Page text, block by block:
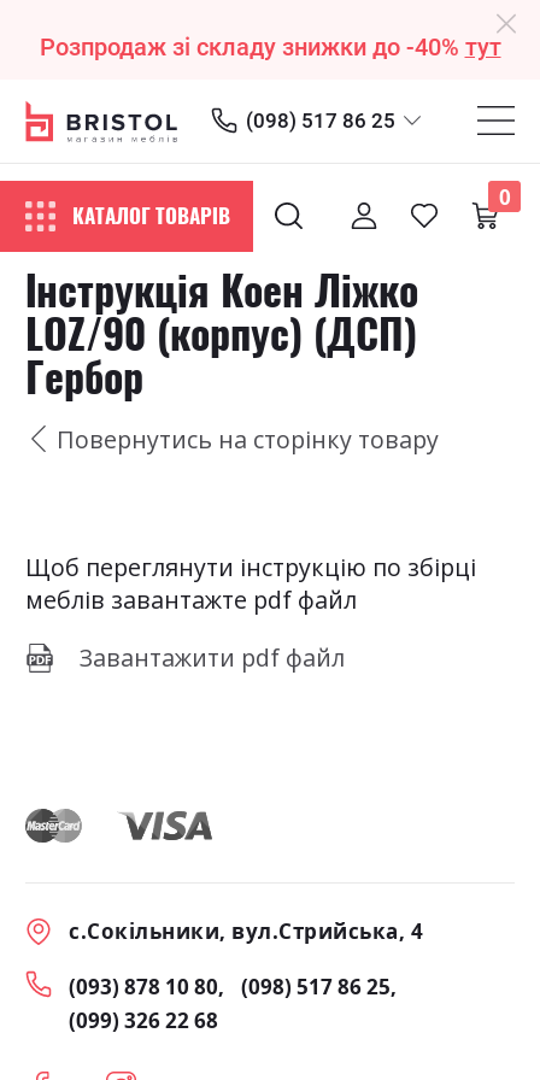
Розпродаж зі складу знижки до -40% тут
(098) 517 86 25
КАТАЛОГ ТОВАРІВ
0
Інструкція Коен Ліжко
LOZ/90 (корпус) (ДСП)
Гербор
Повернутись на сторінку товару
Щоб переглянути інструкцію по збірці
меблів завантажте pdf файл
Завантажити pdf файл
с.Сокільники, вул.Стрийська, 4
(093) 878 10 80
(098) 517 86 25
(099) 326 22 68